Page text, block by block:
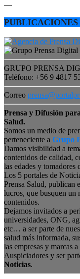
—
GRUPO PRENSA
Teléfono: +56 9 4817
Correo
Prensa y Difusión
Salud.
Somos un medio de
perteneciente a Grupo
Damos visibilidad a
contenidos de calidad,
las edades y
Los 5 portales de
Prensa Salud, publican
lucros, que busquen un
contenidos.
Dejamos invitados a
universidades, ONG,
etc… a ser parte de
salud más informada,
las empresas y marcas
Auspiciadores y ser
Noticias.